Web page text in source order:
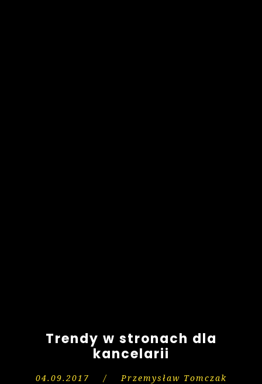
Trendy w stronach dla
kancelarii
04.09.2017 / Przemysław Tomczak